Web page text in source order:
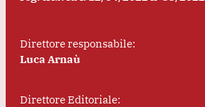
Direttore responsabile:
Luca Arnaù
Direttore Editoriale: